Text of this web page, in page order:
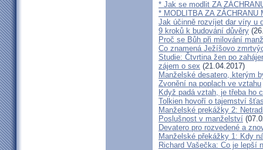
* Jak se modlit ZA
* MODLITBA ZA ZÁCHRANU
Jak účinně rozvíjet dar víry u
9 kroků k budování důvěry
Proč se Bůh při milování
Co znamená Ježíšovo
Studie: Čtvrtina žen po
zájem o sex (21.04.2017)
Manželské desatero, kterým
Zvonění na poplach ve vztahu
Když padá vztah, je třeba ho
Tolkien hovoří o tajemství
Manželské prekážky 2:
Poslušnost v manželství
Devatero pro rozvedené a
Manželské překážky 1: Kdy
Richard Vašečka: Co je lepší